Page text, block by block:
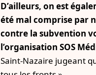
D’ailleurs, on est
été mal comprise par
contre la subvention
l’organisation SOS
Saint-Nazaire jugeant